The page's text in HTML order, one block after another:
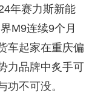
年赛力斯新能
M9连续9个月
车起家在重庆偏
力品牌中炙手可
功不可没。